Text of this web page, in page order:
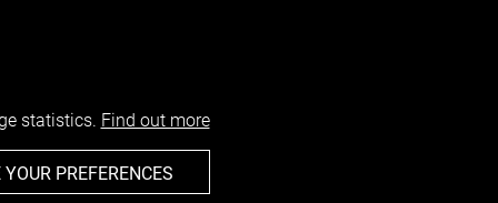
statistics. Find out more
PREFERENCES